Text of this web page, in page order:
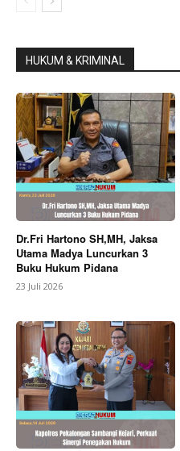
HUKUM & KRIMINAL
Dr.Fri Hartono SH,MH, Jaksa
Utama Madya Luncurkan 3
Buku Hukum Pidana
23 Juli 2026